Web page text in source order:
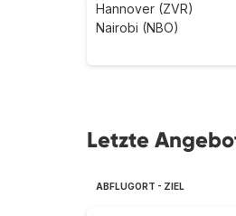
Hannover (ZVR)
Nairobi (NBO)
Letzte
ABFLUGORT - ZIEL